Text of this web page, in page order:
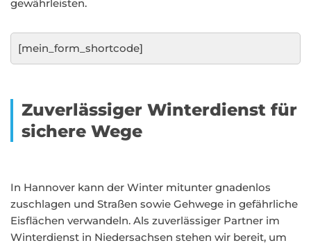
gewährleisten.
[mein_form_shortcode]
Zuverlässiger Winterdienst für
sichere Wege
In Hannover kann der Winter mitunter gnadenlos
zuschlagen und Straßen sowie Gehwege in gefährliche
Eisflächen verwandeln. Als zuverlässiger Partner im
Winterdienst in Niedersachsen stehen wir bereit, um